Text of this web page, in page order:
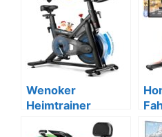
Wenoker
Heimtrainer